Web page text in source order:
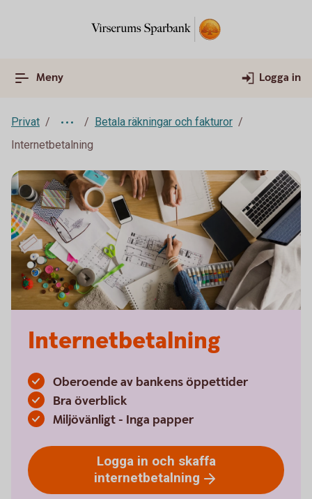
Meny Logga in
Privat
Betala räkningar och fakturor
Internetbetalning
Internetbetalning
Oberoende av bankens öppettider
Bra överblick
Miljövänligt - Inga papper
Logga in och skaffa
internetbetalning